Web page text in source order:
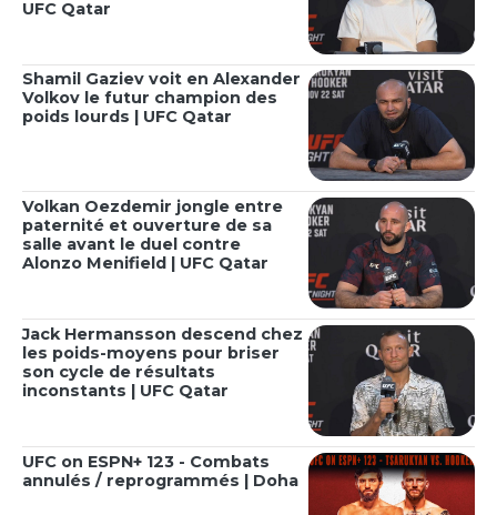
UFC Qatar
Shamil Gaziev voit en Alexander
Volkov le futur champion des
poids lourds | UFC Qatar
Volkan Oezdemir jongle entre
paternité et ouverture de sa
salle avant le duel contre
Alonzo Menifield | UFC Qatar
Jack Hermansson descend chez
les poids-moyens pour briser
son cycle de résultats
inconstants | UFC Qatar
UFC on ESPN+ 123 - Combats
annulés / reprogrammés | Doha